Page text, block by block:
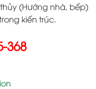
(Hướng nhà, bếp)
kiến trúc.
368